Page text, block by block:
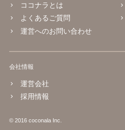
ココナラとは
よくあるご質問
運営へのお問い合わせ
会社情報
運営会社
採用情報
© 2016 coconala Inc.